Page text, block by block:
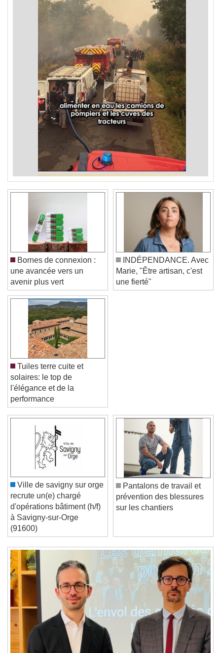
Video Player is loading.
Play Video
Skip Forward
Unmute
Current Time0:00
/
Duration-:-
Stream TypeLIVE
Seek to live, currently behind liveLIVE
0:00
1x
Playback Rate
Chapters
Chapters
Descriptions
descriptions off
, selected
Bornes de connexion :
une avancée vers un
avenir plus vert
INDÉPENDANCE. Avec
Marie, "Être artisan, c'est
une fierté"
Tuiles terre cuite et
solaires: le top de
l'élégance et de la
performance
Ville de savigny sur orge
recrute un(e) chargé
d'opérations bâtiment (h/f)
à Savigny-sur-Orge
(91600)
Pantalons de travail et
prévention des blessures